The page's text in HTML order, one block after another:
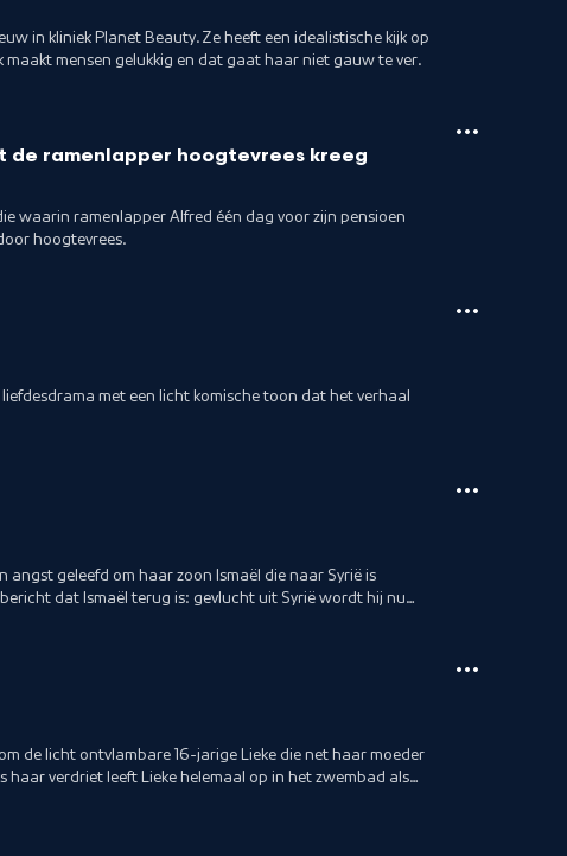
in kliniek Planet Beauty. Ze heeft een idealistische kijk op
maakt mensen gelukkig en dat gaat haar niet gauw te ver.
de ramenlapper hoogtevrees kreeg
waarin ramenlapper Alfred één dag voor zijn pensioen
hoogtevrees.
met een licht komische toon dat het verhaal
angst geleefd om haar zoon Ismaël die naar Syrië is
dat Ismaël terug is: gevlucht uit Syrië wordt hij nu
de licht ontvlambare 16-jarige Lieke die net haar moeder
haar verdriet leeft Lieke helemaal op in het zwembad als